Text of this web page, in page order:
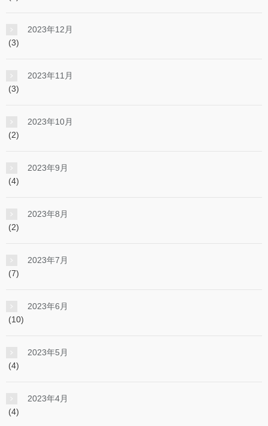
2023年12月
(3)
2023年11月
(3)
2023年10月
(2)
2023年9月
(4)
2023年8月
(2)
2023年7月
(7)
2023年6月
(10)
2023年5月
(4)
2023年4月
(4)